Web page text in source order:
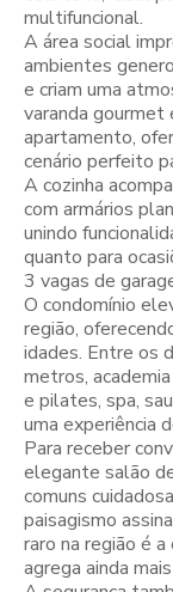
multifuncional.
A área social
ambientes
e criam uma
varanda gourmet
apartamento,
cenário perfeito
A cozinha
com armários
unindo
quanto para
3 vagas de
O condomínio
região,
idades. Entre os
metros,
e pilates, spa,
uma experiência
Para receber
elegante salão
comuns
paisagismo
raro na região é
agrega ainda